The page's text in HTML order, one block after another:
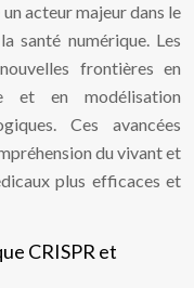
acteur majeur dans le
santé numérique. Les
frontières en
et en modélisation
Ces avancées
du vivant et
plus efficaces et
CRISPR et